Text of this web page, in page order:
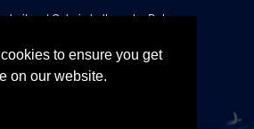
to ensure you get
on our website.
und Geheimhaltung der Daten